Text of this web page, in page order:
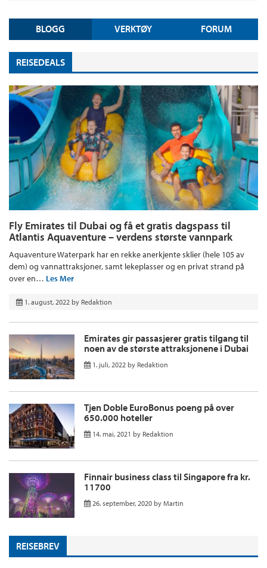
BLOGG VERKTØY FORUM
REISEDEALS
Fly Emirates til Dubai og få et gratis dagspass til
Atlantis Aquaventure – verdens største vannpark
Aquaventure Waterpark har en rekke anerkjente sklier (hele 105 av
dem) og vannattraksjoner, samt lekeplasser og en privat strand på
over en… Les Mer
1. august, 2022 by Redaktion
Emirates gir passasjerer gratis tilgang til
noen av de største attraksjonene i Dubai
1. juli, 2022 by Redaktion
Tjen Doble EuroBonus poeng på over
650.000 hoteller
14. mai, 2021 by Redaktion
Finnair business class til Singapore fra kr.
11700
26. september, 2020 by Martin
REISEBREV